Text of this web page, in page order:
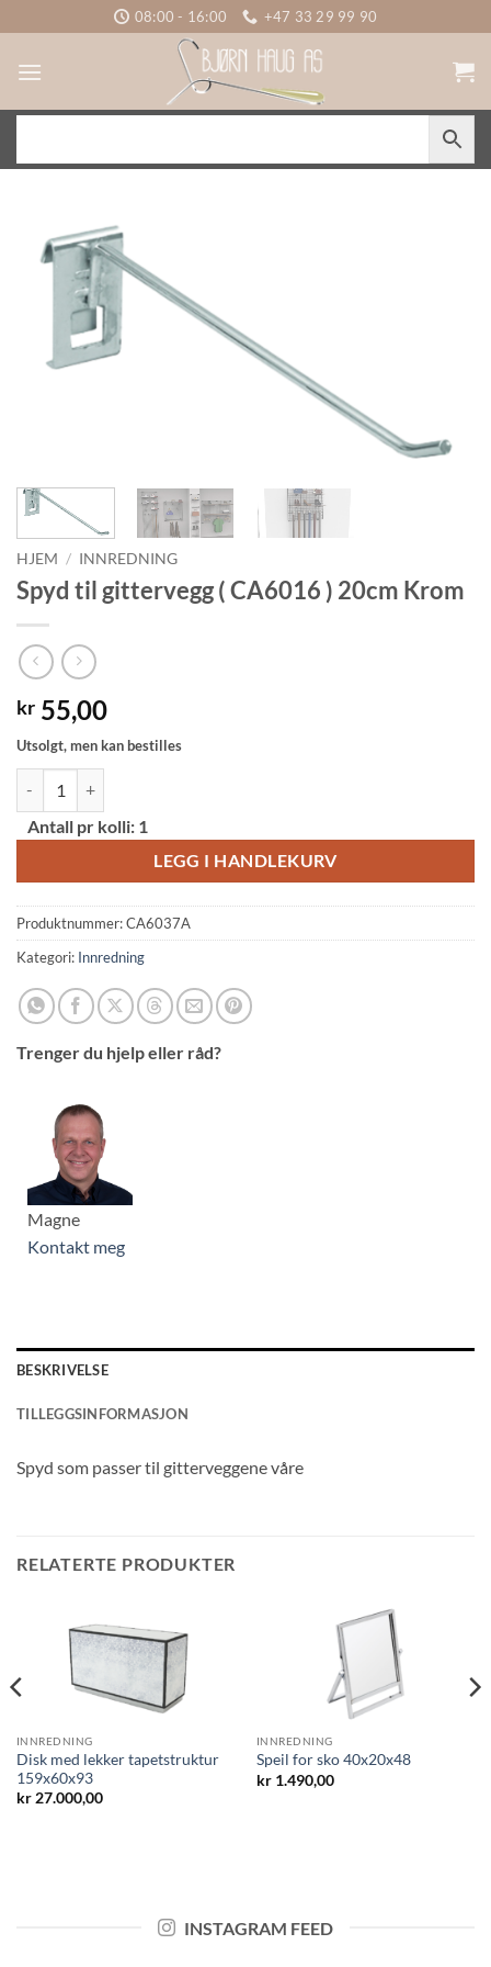
to
content
08:00 - 16:00 +47 33 29 99 90
HJEM / INNREDNING
Spyd til gittervegg ( CA6016 ) 20cm Krom
kr 55,00
Utsolgt, men kan bestilles
Antall pr kolli: 1
LEGG I HANDLEKURV
Alternative:
Produktnummer:CA6037A
Kategori: Innredning
Trenger du hjelp eller råd?
Magne
Kontakt meg
BESKRIVELSE
TILLEGGSINFORMASJON
Spyd som passer til gitterveggene våre
RELATERTE PRODUKTER
INNREDNING
Disk med lekker tapetstruktur
159x60x93
kr27.000,00
INNREDNING
Speil for sko 40x20x48
kr1.490,00
INSTAGRAM FEED